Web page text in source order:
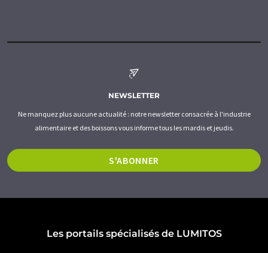
NEWSLETTER
Ne manquez plus aucune actualité : notre newsletter consacrée à l'industrie
alimentaire et des boissons vous informe tous les mardis et jeudis.
S'ABONNER
Les portails spécialisés de LUMITOS